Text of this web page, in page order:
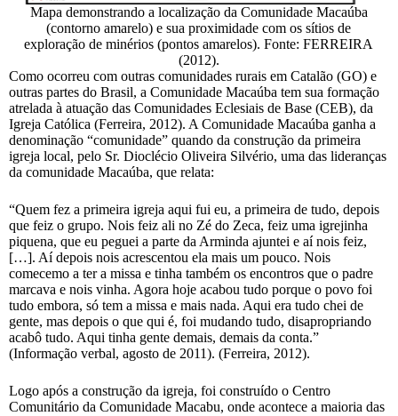
Mapa demonstrando a localização da Comunidade Macaúba
(contorno amarelo) e sua proximidade com os sítios de
exploração de minérios (pontos amarelos). Fonte: FERREIRA
(2012).
Como ocorreu com outras comunidades rurais em Catalão (GO) e
outras partes do Brasil, a Comunidade Macaúba tem sua formação
atrelada à atuação das Comunidades Eclesiais de Base (CEB), da
Igreja Católica (Ferreira, 2012). A Comunidade Macaúba ganha a
denominação “comunidade” quando da construção da primeira
igreja local, pelo Sr. Dioclécio Oliveira Silvério, uma das lideranças
da comunidade Macaúba, que relata:
“Quem fez a primeira igreja aqui fui eu, a primeira de tudo, depois
que feiz o grupo. Nois feiz ali no Zé do Zeca, feiz uma igrejinha
piquena, que eu peguei a parte da Arminda ajuntei e aí nois feiz,
[…]. Aí depois nois acrescentou ela mais um pouco. Nois
comecemo a ter a missa e tinha também os encontros que o padre
marcava e nois vinha. Agora hoje acabou tudo porque o povo foi
tudo embora, só tem a missa e mais nada. Aqui era tudo chei de
gente, mas depois o que qui é, foi mudando tudo, disapropriando
acabô tudo. Aqui tinha gente demais, demais da conta.”
(Informação verbal, agosto de 2011). (Ferreira, 2012).
Logo após a construção da igreja, foi construído o Centro
Comunitário da Comunidade Macabu, onde acontece a maioria das